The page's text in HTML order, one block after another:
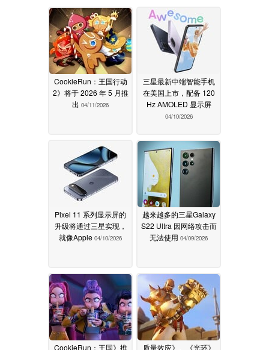
CookieRun：王国行动
2》将于 2026 年 5 月推
出 04/11/2026
三星最新中端智能手机
在美国上市，配备 120
Hz AMOLED 显示屏
04/10/2026
Pixel 11 系列显示屏的
升级将通过三星实现，
就像Apple 04/10/2026
越来越多的三星Galaxy
S22 Ultra 因网络攻击而
无法使用 04/09/2026
CookieRun：王国》推
质量效应》、《光环》